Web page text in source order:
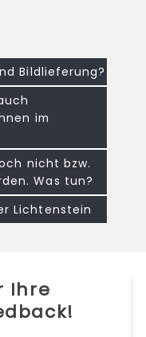
Bildlieferung?
im
nicht bzw.
Was tun?
Lichtenstein
Ihre